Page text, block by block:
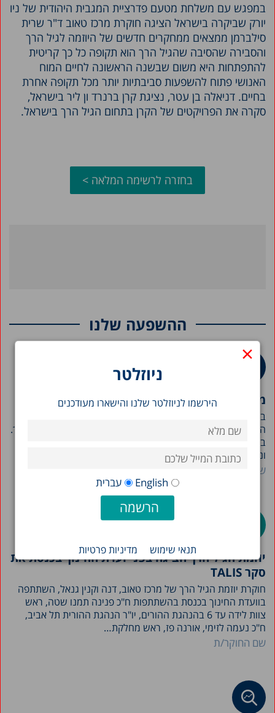
×
ניוזלטר
הירשמו לניוזלטר שלנו והישארו מעודכנים
English עברית
תנאי שימוש מדיניות פרטיות
במפגש עם משלחת מטעם פדרציית המגבית היהודית של ניו
יורק שביקרה בישראל הציגה חוקרת מרכז טאוב ד"ר שרית
סילברמן ממצאים ממחקרים חדשים של היוזמה לגיל הרך
והסבירה שהסיבה שהגיל הרך הוא תקופה כל כך קריטית
להתפתחות היא משום שבשנה הראשונה לחיים המוח
האנושי פתוח להשפעות סביבתיות יותר מכל תקופה אחרת
בחיים. דניאלה בן עטר, נציגת קרן ברנרד ון ליר בישראל,
סקרה את הפרויקטים של הקרן בתחום הגיל הרך בישראל.
בחזרה לרשימה המלאה >
ההשפעה שלנו
מפגש עם מטה גיל הרך, משרד החינוך
בהמשך לפניית מרכז טאוב למשרדי הממשלה עם פרסום דוח מצב
המדינה, נערך מפגש בן שעתיים עם מטה גיל הרך במשרד החינוך.
במפגש השתתפו ד"ר שרית סילברמן, חוקרת בכירה במרכז טאוב,
ונחום בלס, ראש תכנית מדיניות החינוך של המרכז…
שם החוקר/ת
יוזמת הגיל הרך הציגה בפני ועדת החינוך בכנסת את
סקר TALIS
חוקרת יוזמת הגיל הרך של מרכז טאוב, דנה וקנין גנאל, השתתפה
בוועדת החינוך בכנסת בהשתתפות ח"כ פנינה תמנו שטה, ראש
צוות לידה עד 6 בהנהגת ההורים, יו"ר הנהגת ההורית תל אביב,
ח"כ נעמה לזימי, אורנה פז, ראש מחלקת…
שם החוקר/ת